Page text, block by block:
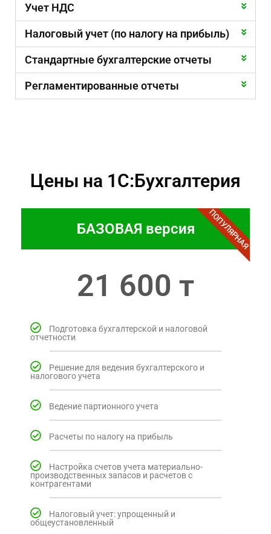
Учет НДС
Налоговый учет (по налогу на прибыль)
Стандартные бухгалтерские отчеты
Регламентированные отчеты
Цены на 1С:Бухгалтерия
БАЗОВАЯ версия​
21 600 т
Подготовка бухгалтерской и налоговой
отчетности
Решение для ведения бухгалтерского и
налогового учета
Ведение партионного учета
Расчеты по налогу на прибыль
Настройка счетов учета материально-
производственных запасов и расчетов с
контрагентами
Налоговый учет: упрощенный и
общеустановленный
ПОПУЛЯРНАЯ